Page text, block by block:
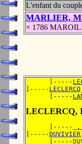
L'enfant du
MARLIER,
× 1786
      |-----
|-----
      |-----
LECLERCQ,
      |-----
,
|-----
      |-----